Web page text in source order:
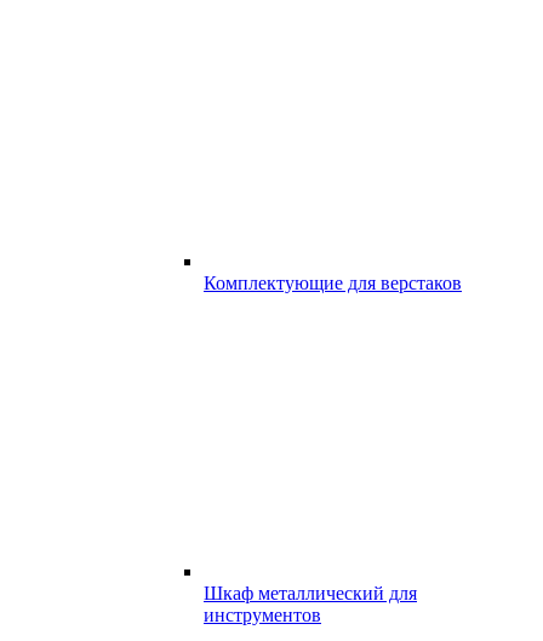
Комплектующие для верстаков
Шкаф металлический для
инструментов